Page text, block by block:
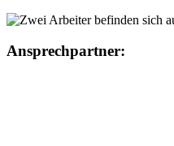
Ansprechpartner: